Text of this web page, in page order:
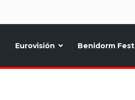
Eurovisión Benidorm Fest